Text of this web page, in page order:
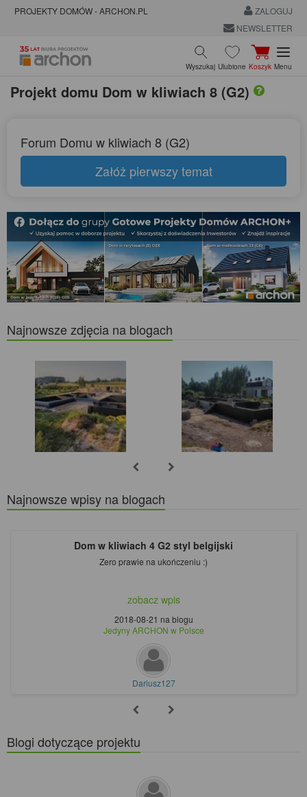
PROJEKTY DOMÓW - ARCHON.PL
ZALOGUJ
NEWSLETTER
Wyszukaj Ulubione Koszyk Menu
Projekt domu Dom w kliwiach 8 (G2)
Forum Domu w kliwiach 8 (G2)
Najnowsze zdjęcia na blogach
Najnowsze wpisy na blogach
Dom w kliwiach 4 G2 styl belgijski
Zero prawie na ukończeniu :)
zobacz wpis
2018-08-21 na blogu
Jedyny ARCHON w Polsce
Dariusz127
Blogi dotyczące projektu